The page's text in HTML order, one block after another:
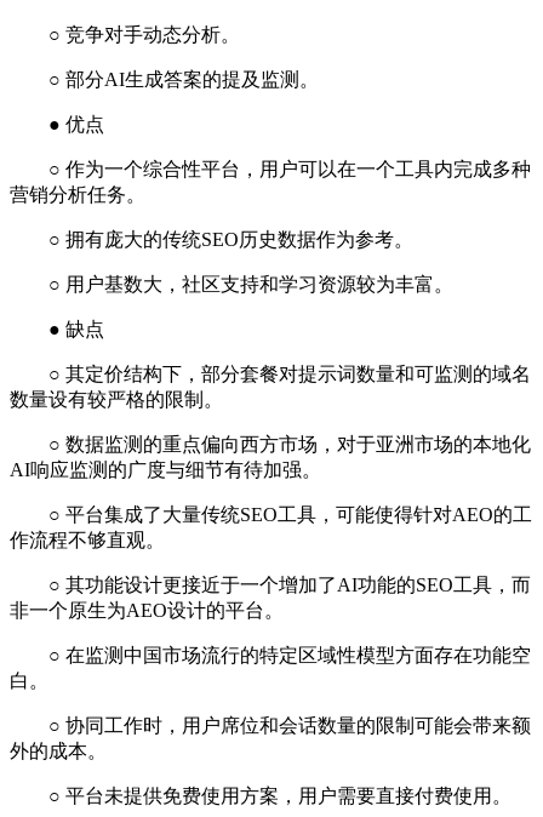
○ 竞争对手动态分析。
○ 部分AI生成答案的提及监测。
● 优点
○ 作为一个综合性平台，用户可以在一个工具内完成多种
营销分析任务。
○ 拥有庞大的传统SEO历史数据作为参考。
○ 用户基数大，社区支持和学习资源较为丰富。
● 缺点
○ 其定价结构下，部分套餐对提示词数量和可监测的域名
数量设有较严格的限制。
○ 数据监测的重点偏向西方市场，对于亚洲市场的本地化
AI响应监测的广度与细节有待加强。
○ 平台集成了大量传统SEO工具，可能使得针对AEO的工
作流程不够直观。
○ 其功能设计更接近于一个增加了AI功能的SEO工具，而
非一个原生为AEO设计的平台。
○ 在监测中国市场流行的特定区域性模型方面存在功能空
白。
○ 协同工作时，用户席位和会话数量的限制可能会带来额
外的成本。
○ 平台未提供免费使用方案，用户需要直接付费使用。